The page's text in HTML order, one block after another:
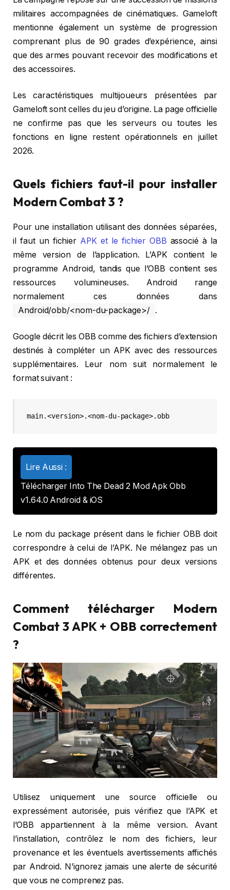
militaires accompagnées de cinématiques. Gameloft
mentionne également un système de progression
comprenant plus de 90 grades d’expérience, ainsi
que des armes pouvant recevoir des modifications et
des accessoires.
Les caractéristiques multijoueurs présentées par
Gameloft sont celles du jeu d’origine. La page officielle
ne confirme pas que les serveurs ou toutes les
fonctions en ligne restent opérationnels en juillet
2026.
Quels fichiers faut-il pour installer
Modern Combat 3 ?
Pour une installation utilisant des données séparées,
il faut un fichier APK et le fichier OBB associé à la
même version de l’application. L’APK contient le
programme Android, tandis que l’OBB contient ses
ressources volumineuses. Android range
normalement ces données dans
Android/obb/<nom-du-package>/ .
Google décrit les OBB comme des fichiers d’extension
destinés à compléter un APK avec des ressources
supplémentaires. Leur nom suit normalement le
format suivant :
main.<version>.<nom-du-package>.obb
Lire Aussi :
Télécharger Into The Dead 2 Mod Apk Obb
v1.64.0 Android & iOS
Le nom du package présent dans le fichier OBB doit
correspondre à celui de l’APK. Ne mélangez pas un
APK et des données obtenus pour deux versions
différentes.
Comment télécharger Modern
Combat 3 APK + OBB correctement
?
Utilisez uniquement une source officielle ou
expressément autorisée, puis vérifiez que l’APK et
l’OBB appartiennent à la même version. Avant
l’installation, contrôlez le nom des fichiers, leur
provenance et les éventuels avertissements affichés
par Android. N’ignorez jamais une alerte de sécurité
que vous ne comprenez pas.